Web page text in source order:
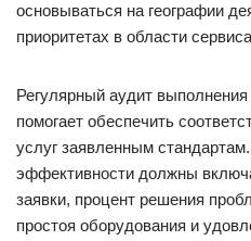
основываться на географии
приоритетах в области
Регулярный аудит
помогает обеспечить
услуг заявленным
эффективности должны
заявки, процент решения
простоя оборудования и